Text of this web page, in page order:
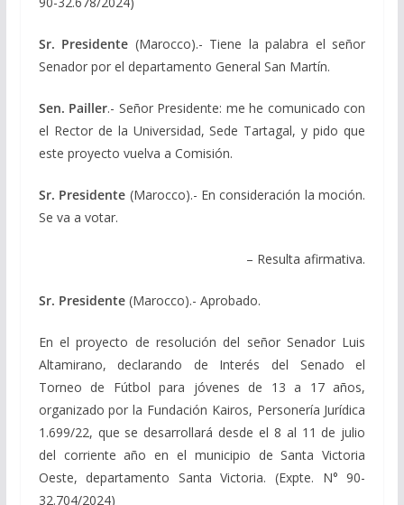
Sr. Presidente (Marocco).- Tiene la palabra el señor
Senador por el departamento General San Martín.
Sen. Pailler.- Señor Presidente: me he comunicado con
el Rector de la Universidad, Sede Tartagal, y pido que
este proyecto vuelva a Comisión.
Sr. Presidente (Marocco).- En consideración la moción.
Se va a votar.
– Resulta afirmativa.
Sr. Presidente(Marocco).- Aprobado.
En el proyecto de resolución del señor Senador Luis
Altamirano, declarando de Interés del Senado el
Torneo de Fútbol para jóvenes de 13 a 17 años,
organizado por la Fundación Kairos, Personería Jurídica
1.699/22, que se desarrollará desde el 8 al 11 de julio
del corriente año en el municipio de Santa Victoria
Oeste, departamento Santa Victoria. (Expte. N° 90-
32.704/2024)